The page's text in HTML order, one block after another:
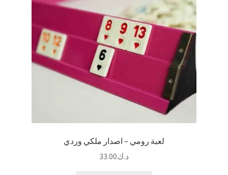
لعبة رومي – اصدار ملكي وردي
د.ك33.00